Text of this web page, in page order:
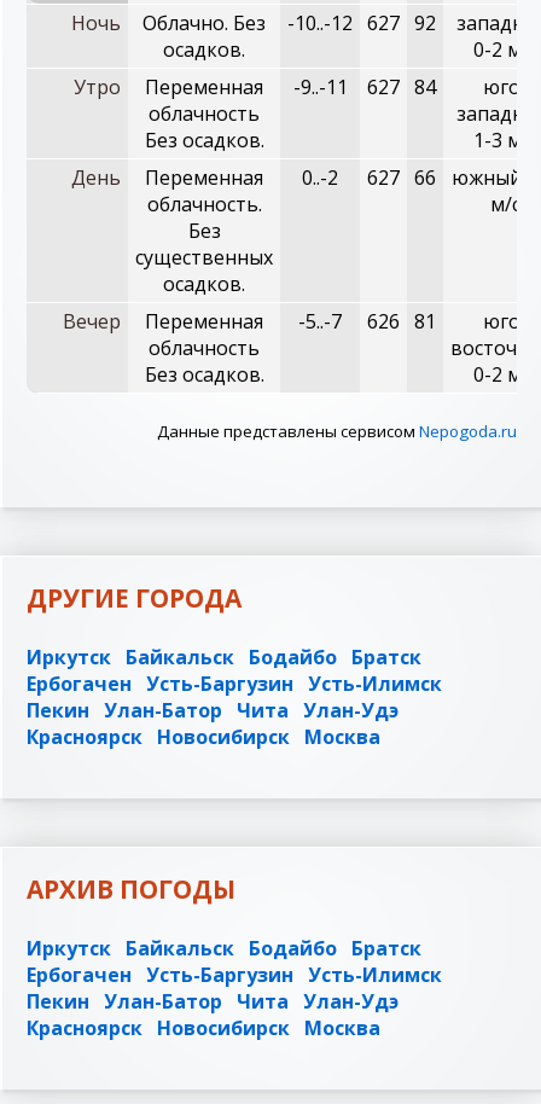
Ночь
Облачно. Без
осадков.
-10..-12 627 92
0-2 м/с
Утро
Переменная
облачность
Без осадков.
-9..-11 627 84
юго-
1-3 м/с
День
Переменная
облачность.
Без
существенных
осадков.
0..-2 627 66
южный,
м/с
Вечер
Переменная
облачность
Без осадков.
-5..-7 626 81
юго-
0-2 м/с
Данные представлены сервисом Nepogoda.ru
ДРУГИЕ ГОРОДА
Иркутск Байкальск Бодайбо Братск
Ербогачен Усть-Баргузин Усть-Илимск
Пекин Улан-Батор Чита Улан-Удэ
Красноярск Новосибирск Москва
АРХИВ ПОГОДЫ
Иркутск Байкальск Бодайбо Братск
Ербогачен Усть-Баргузин Усть-Илимск
Пекин Улан-Батор Чита Улан-Удэ
Красноярск Новосибирск Москва